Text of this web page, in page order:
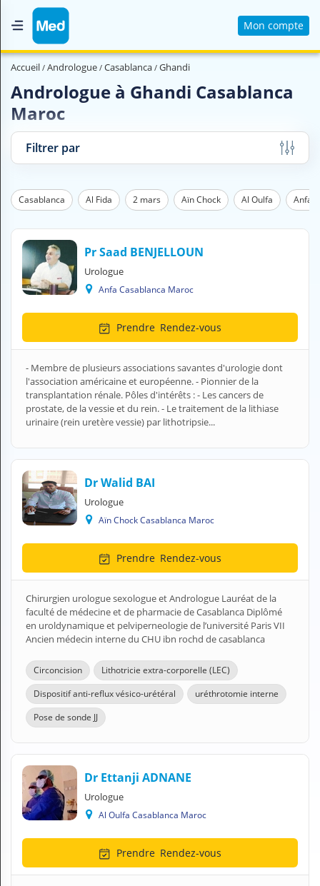
Mon compte
Accueil
Magazine Médical
Nous contacter
V
Professionnel de santé
Pharmacie
Médicament
Questions médicales
Clinique
Vétérinaire
Se connecter
Accueil Andrologue Casablanca Ghandi
Andrologue à Ghandi Casablanca
Maroc
Filtrer par
Casablanca Al Fida 2 mars Aïn Chock Al Oulfa Anfa
Pr Saad BENJELLOUN
Urologue
Anfa Casablanca Maroc
Prendre Rendez-vous
- Membre de plusieurs associations savantes d'urologie dont
l'association américaine et européenne. - Pionnier de la
transplantation rénale. Pôles d'intérêts : - Les cancers de
prostate, de la vessie et du rein. - Le traitement de la lithiase
urinaire (rein uretère vessie) par lithotripsie...
Dr Walid BAI
Urologue
Aïn Chock Casablanca Maroc
Prendre Rendez-vous
Chirurgien urologue sexologue et Andrologue Lauréat de la
faculté de médecine et de pharmacie de Casablanca Diplômé
en uroldynamique et pelviperneologie de l’université Paris VII
Ancien médecin interne du CHU ibn rochd de casablanca
Circoncision
Lithotricie extra-corporelle (LEC)
Dispositif anti-reflux vésico-urétéral
uréthrotomie interne
Pose de sonde JJ
Dr Ettanji ADNANE
Urologue
Al Oulfa Casablanca Maroc
Prendre Rendez-vous